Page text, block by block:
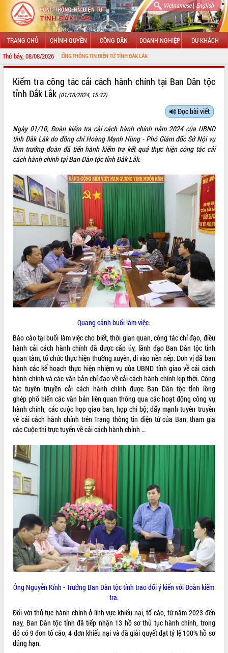
Vietnamese| English
TRANG CHỦ CHÍNH QUYỀN CÔNG DÂN DOANH NGHIỆP DU KHÁCH
Thứ bảy, 08/08/2026
ĐẾN VỚI CỔNG THÔNG TIN ĐIỆN TỬ TỈNH ĐẮK LẮK
LÃNH ĐẠO UBND TỈNH
SỞ, BAN, NGÀNH
UBND CÁC XÃ, PHƯỜNG
THÔNG TIN CHỈ ĐẠO ĐIỀU HÀNH
HỆ THỐNG VĂN BẢN
VĂN BẢN HĐND TỈNH
ĐIỂM TIN VĂN BẢN
QUY HOẠCH - KẾ HOẠCH
VIDEO
Không có file video nào để phát.
ALBUM ẢNH
LIÊN KẾT WEB
Kiểm tra công tác cải cách hành chính tại Ban Dân tộc
tỉnh Đắk Lắk (01/10/2024, 15:32)
Đọc bài viết
Ngày 01/10, Đoàn kiểm tra cải cách hành chính năm 2024 của UBND
tỉnh Đắk Lắk do đồng chí Hoàng Mạnh Hùng - Phó Giám đốc Sở Nội vụ
làm trưởng đoàn đã tiến hành kiểm tra kết quả thực hiện công tác cải
cách hành chính tại Ban Dân tộc tỉnh Đắk Lắk.
Quang cảnh buổi làm việc.
Báo cáo tại buổi làm việc cho biết, thời gian quan, công tác chỉ đạo, điều
hành cải cách hành chính đã được cấp ủy, lãnh đạo Ban Dân tộc tỉnh
quan tâm, tổ chức thực hiện thường xuyên, đi vào nền nếp. Đơn vị đã ban
hành các kế hoạch thực hiện nhiệm vụ của UBND tỉnh giao về cải cách
hành chính và các văn bản chỉ đạo về cải cách hành chính kịp thời. Công
tác tuyên truyền cải cách hành chính được Ban Dân tộc tỉnh lồng
ghép phổ biến các văn bản liên quan thông qua các hoạt động công vụ
hành chính, các cuộc họp giao ban, họp chi bộ; đẩy mạnh tuyên truyền
về cải cách hành chính trên Trang thông tin điện tử của Ban; tham gia
các Cuộc thi trực tuyến về cải cách hành chính …
Ông Nguyễn Kính - Trưởng Ban Dân tộc tỉnh trao đổi ý kiến với Đoàn kiểm
tra.
Đối với thủ tục hành chính ở lĩnh vực khiếu nại, tố cáo, từ năm 2023 đến
nay, Ban Dân tộc tỉnh đã tiếp nhận 13 hồ sơ thủ tục hành chính, trong
đó có 9 đơn tố cáo, 4 đơn khiếu nại và đã giải quyết đạt tỷ lệ 100% hồ sơ
đúng hạn.